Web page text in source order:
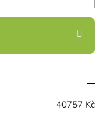
40757 Kč